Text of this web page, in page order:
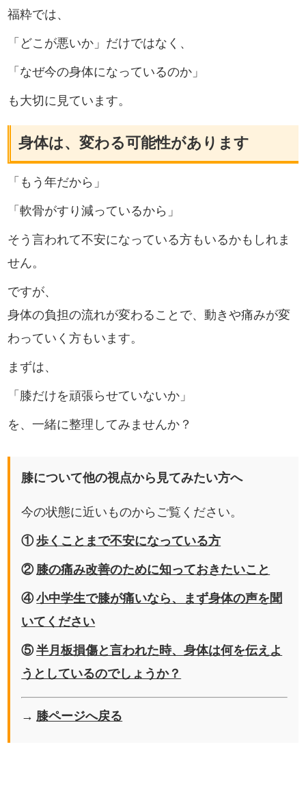
福粋では、
「どこが悪いか」だけではなく、
「なぜ今の身体になっているのか」
も大切に見ています。
身体は、変わる可能性があります
「もう年だから」
「軟骨がすり減っているから」
そう言われて不安になっている方もいるかもしれま
せん。
ですが、
身体の負担の流れが変わることで、動きや痛みが変
わっていく方もいます。
まずは、
「膝だけを頑張らせていないか」
を、一緒に整理してみませんか？
膝について他の視点から見てみたい方へ
今の状態に近いものからご覧ください。
①歩くことまで不安になっている方
②膝の痛み改善のために知っておきたいこと
④小中学生で膝が痛いなら、まず身体の声を聞
いてください
⑤半月板損傷と言われた時、身体は何を伝えよ
うとしているのでしょうか？
→ 膝ページへ戻る